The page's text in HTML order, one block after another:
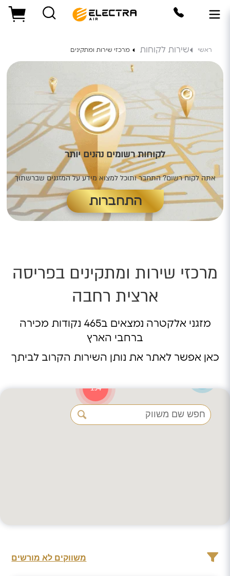
ראשי שירות לקוחות מרכזי שירות ומתקינים​
לקוחות רשומים נהנים יותר
אתה לקוח רשום? התחבר ותוכל למצוא מידע על המזגנים שברשתוך
התחברות
מרכזי שירות ומתקינים בפריסה
ארצית רחבה
מזגני אלקטרה נמצאים ב465 נקודות מכירה
ברחבי הארץ
כאן אפשר לאתר את נותן השירות הקרוב לביתך
194
משווקים לא מורשים